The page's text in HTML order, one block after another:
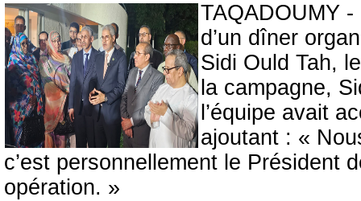
TAQADOUMY
d’un dîner
Sidi Ould Tah,
la campagne,
l’équipe avait
ajoutant : «
c’est personnellement le Président
opération. »